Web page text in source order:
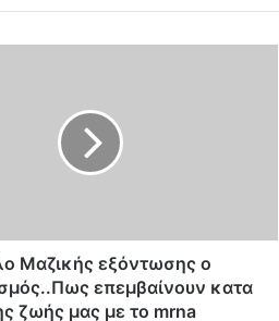
Μαζικής εξόντωσης ο
επεμβαίνουν κατα
ζωής μας με το mrna